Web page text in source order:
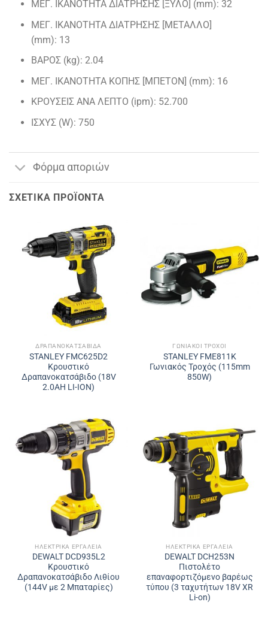
ΜΕΓ. ΙΚΑΝΟΤΗΤΑ ΔΙΑΤΡΗΣΗΣ [ΞΥΛΟ] (mm): 32
ΜΕΓ. ΙΚΑΝΟΤΗΤΑ ΔΙΑΤΡΗΣΗΣ [ΜΕΤΑΛΛΟ]
(mm): 13
ΒΑΡΟΣ (kg): 2.04
ΜΕΓ. ΙΚΑΝΟΤΗΤΑ ΚΟΠΗΣ [ΜΠΕΤΟΝ] (mm): 16
ΚΡΟΥΣΕΙΣ ΑΝΑ ΛΕΠΤΟ (ipm): 52.700
ΙΣΧΥΣ (W): 750
Φόρμα αποριών
ΣΧΕΤΙΚΆ ΠΡΟΪΌΝΤΑ
ΔΡΑΠΑΝΟΚΑΤΣΆΒΙΔΑ
STANLEY FMC625D2
Κρουστικό
Δραπανοκατσάβιδο (18V
2.0AH LI-ION)
ΓΩΝΙΑΚΟΊ ΤΡΟΧΟΊ
STANLEY FME811K
Γωνιακός Τροχός (115mm
850W)
ΗΛΕΚΤΡΙΚΆ ΕΡΓΑΛΕΊΑ
DEWALT DCD935L2
Κρουστικό
Δραπανοκατσάβιδο Λιθίου
(144V με 2 Μπαταρίες)
ΗΛΕΚΤΡΙΚΆ ΕΡΓΑΛΕΊΑ
DEWALT DCH253N
Πιστολέτο
επαναφορτιζόμενο βαρέως
τύπου (3 ταχυτήτων 18V XR
Li-on)